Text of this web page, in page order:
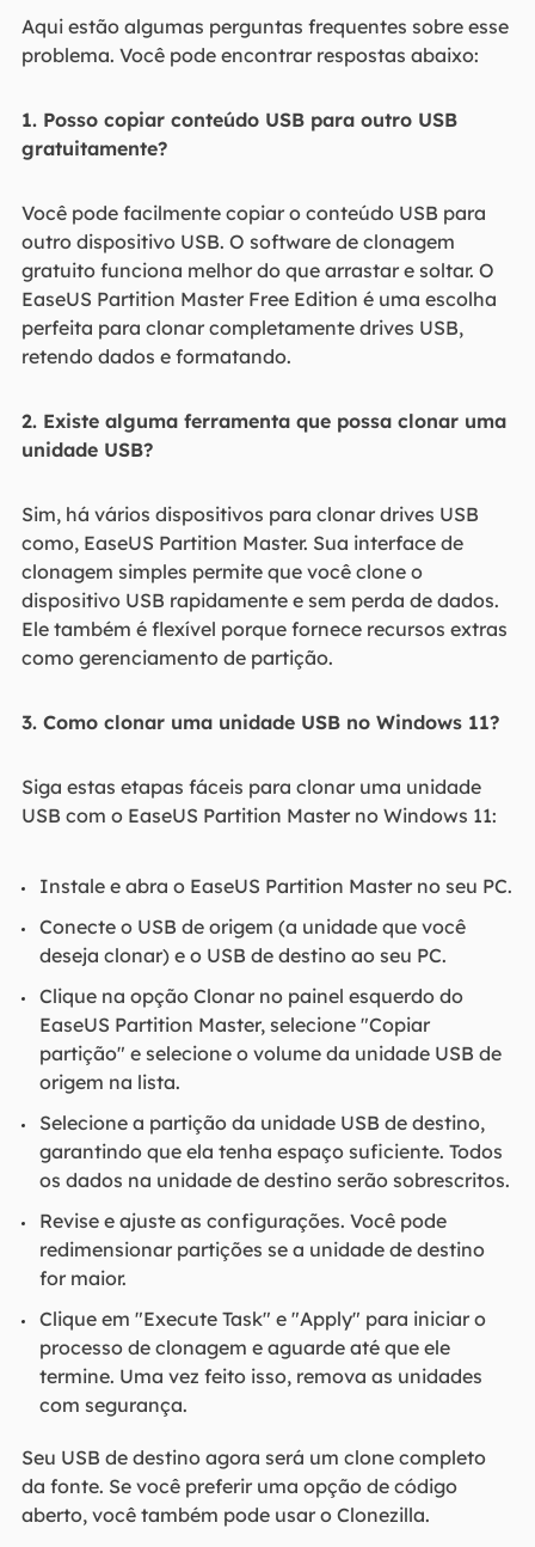
Aqui estão algumas perguntas frequentes sobre esse
problema. Você pode encontrar respostas abaixo:
1. Posso copiar conteúdo USB para outro USB
gratuitamente?
Você pode facilmente copiar o conteúdo USB para
outro dispositivo USB. O software de clonagem
gratuito funciona melhor do que arrastar e soltar. O
EaseUS Partition Master Free Edition é uma escolha
perfeita para clonar completamente drives USB,
retendo dados e formatando.
2. Existe alguma ferramenta que possa clonar uma
unidade USB?
Sim, há vários dispositivos para clonar drives USB
como, EaseUS Partition Master. Sua interface de
clonagem simples permite que você clone o
dispositivo USB rapidamente e sem perda de dados.
Ele também é flexível porque fornece recursos extras
como gerenciamento de partição.
3. Como clonar uma unidade USB no Windows 11?
Siga estas etapas fáceis para clonar uma unidade
USB com o EaseUS Partition Master no Windows 11:
Instale e abra o EaseUS Partition Master no seu PC.
Conecte o USB de origem (a unidade que você
deseja clonar) e o USB de destino ao seu PC.
Clique na opção Clonar no painel esquerdo do
EaseUS Partition Master, selecione "Copiar
partição" e selecione o volume da unidade USB de
origem na lista.
Selecione a partição da unidade USB de destino,
garantindo que ela tenha espaço suficiente. Todos
os dados na unidade de destino serão sobrescritos.
Revise e ajuste as configurações. Você pode
redimensionar partições se a unidade de destino
for maior.
Clique em "Execute Task" e "Apply" para iniciar o
processo de clonagem e aguarde até que ele
termine. Uma vez feito isso, remova as unidades
com segurança.
Seu USB de destino agora será um clone completo
da fonte. Se você preferir uma opção de código
aberto, você também pode usar o Clonezilla.